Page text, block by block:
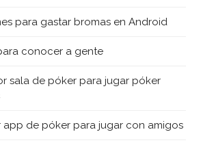
para gastar bromas en Android
conocer a gente
sala de póker para jugar póker
app de póker para jugar con amigos